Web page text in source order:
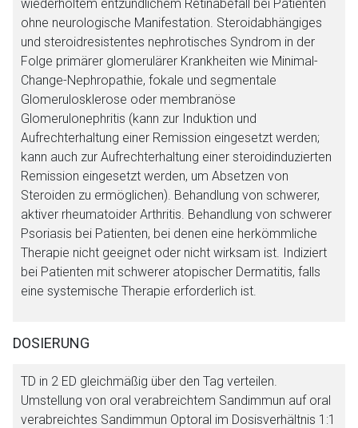
wiederholtem entzündlichem Retinabefall bei Patienten
ohne neurologische Manifestation. Steroidabhängiges
und steroidresistentes nephrotisches Syndrom in der
Folge primärer glomerulärer Krankheiten wie Minimal-
Change-Nephropathie, fokale und segmentale
Glomerulosklerose oder membranöse
Glomerulonephritis (kann zur Induktion und
Aufrechterhaltung einer Remission eingesetzt werden;
kann auch zur Aufrechterhaltung einer steroidinduzierten
Remission eingesetzt werden, um Absetzen von
Steroiden zu ermöglichen). Behandlung von schwerer,
aktiver rheumatoider Arthritis. Behandlung von schwerer
Psoriasis bei Patienten, bei denen eine herkömmliche
Therapie nicht geeignet oder nicht wirksam ist. Indiziert
bei Patienten mit schwerer atopischer Dermatitis, falls
eine systemische Therapie erforderlich ist.
DOSIERUNG
TD in 2 ED gleichmäßig über den Tag verteilen.
Umstellung von oral verabreichtem Sandimmun auf oral
verabreichtes Sandimmun Optoral im Dosisverhältnis 1:1